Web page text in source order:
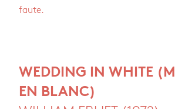
faute.
WEDDING IN WHITE
EN BLANC)